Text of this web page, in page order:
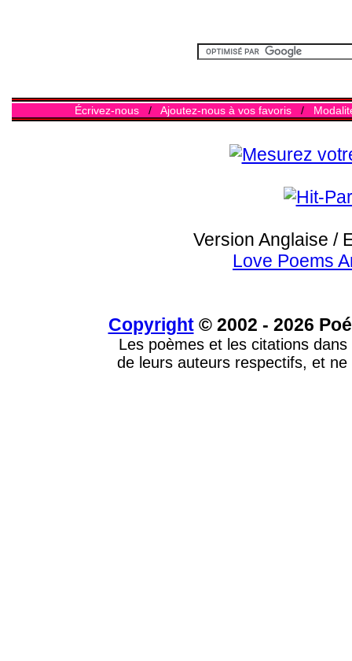
Écrivez-nous/ Ajoutez-nous à vos favoris/
Version Anglaise /
Love Poems
Copyright© 2002 - 2026
Les poèmes et les citations
de leurs auteurs respectifs, et